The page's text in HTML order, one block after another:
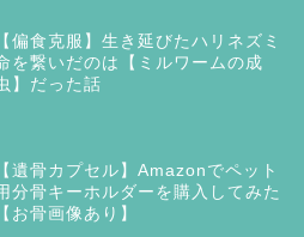
【偏食克服】生き延びたハリネズミ
を繋いだのは【ミルワームの成
】だった話
【遺骨カプセル】Amazonでペット
分骨キーホルダーを購入してみた
【お骨画像あり】